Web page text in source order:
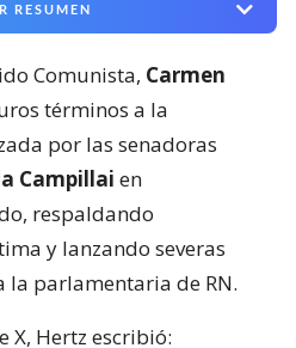
RESUMEN
Comunista, Carmen
términos a la
por las senadoras
Campillai en
respaldando
y lanzando severas
la parlamentaria de RN.
X, Hertz escribió: